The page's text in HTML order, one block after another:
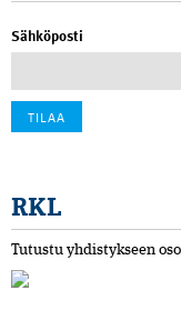
Sähköposti
RKL
Tutustu yhdistykseen